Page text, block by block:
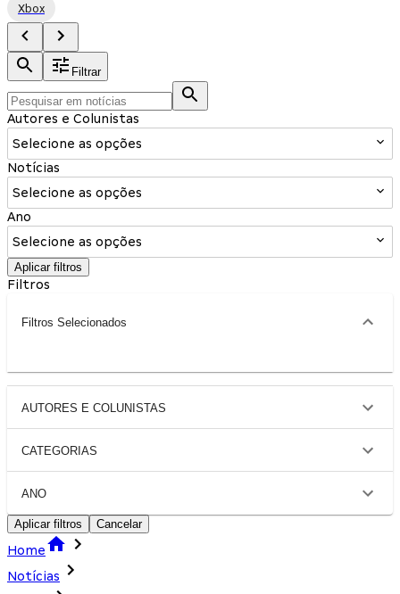
Xbox
Filtrar
Autores e Colunistas
Selecione as opções
Notícias
Selecione as opções
Ano
Selecione as opções
Aplicar filtros
Filtros
Filtros Selecionados
AUTORES E COLUNISTAS
CATEGORIAS
ANO
Aplicar filtros Cancelar
Home
Notícias